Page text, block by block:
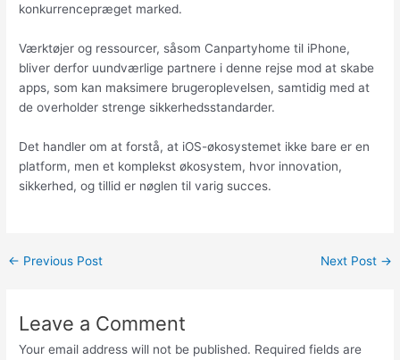
konkurrencepræget marked.
Værktøjer og ressourcer, såsom Canpartyhome til iPhone,
bliver derfor uundværlige partnere i denne rejse mod at skabe
apps, som kan maksimere brugeroplevelsen, samtidig med at
de overholder strenge sikkerhedsstandarder.
Det handler om at forstå, at iOS-økosystemet ikke bare er en
platform, men et komplekst økosystem, hvor innovation,
sikkerhed, og tillid er nøglen til varig succes.
← Previous Post Next Post →
Leave a Comment
Your email address will not be published. Required fields are